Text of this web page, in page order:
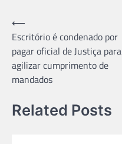
Navegação
de
Post
⟵
Escritório é condenado por
pagar oficial de Justiça para
agilizar cumprimento de
mandados
Related Posts